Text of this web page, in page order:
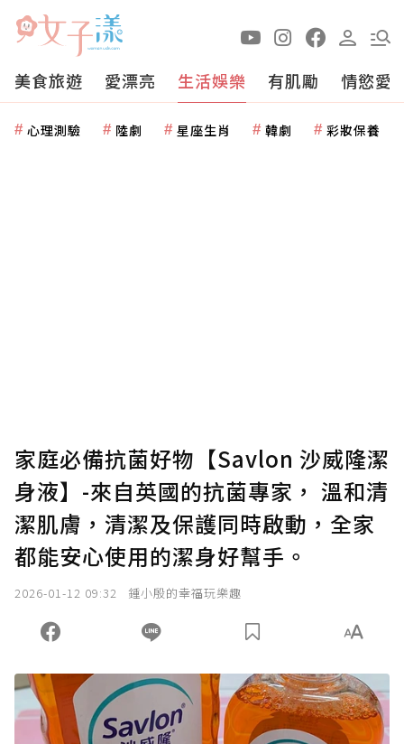
美食旅遊 愛漂亮 生活娛樂 有肌勵 情慾愛
心理測驗 陸劇 星座生肖 韓劇 彩妝保養
家庭必備抗菌好物【Savlon 沙威隆潔
身液】-來自英國的抗菌專家， 溫和清
潔肌膚，清潔及保護同時啟動，全家
都能安心使用的潔身好幫手。
2026-01-12 09:32 鍾小殷的幸福玩樂趣